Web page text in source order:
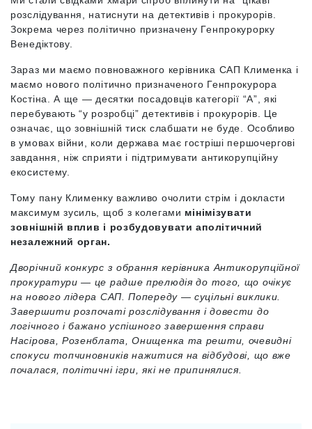
розслідування, натиснути на детективів і прокурорів.
Зокрема через політично призначену Генпрокурорку
Венедіктову.
Зараз ми маємо повноважного керівника САП Клименка і
маємо нового політично призначеного Генпрокурора
Костіна. А ще — десятки посадовців категорії “А”, які
перебувають “у розробці” детективів і прокурорів. Це
означає, що зовнішній тиск слабшати не буде. Особливо
в умовах війни, коли держава має гостріші першочергові
завдання, ніж сприяти і підтримувати антикорупційну
екосистему.
Тому пану Клименку важливо очолити стрім і докласти
максимум зусиль, щоб з колегами мінімізувати
зовнішній вплив і розбудовувати аполітичний
незалежний орган.
Дворічний конкурс з обрання керівника Антикорупційної
прокуратури — це радше прелюдія до того, що очікує
на нового лідера САП. Попереду — суцільні виклики.
Завершити розпочаті розслідування і довести до
логічного і бажано успішного завершення справи
Насірова, Розенблата, Онищенка та решти, очевидні
спокуси топчиновників нажитися на відбудові, що вже
почалася, політичні ігри, які не припинялися.